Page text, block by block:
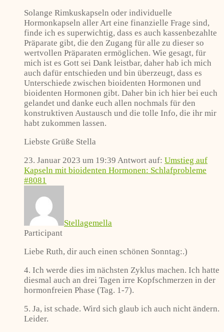
Solange Rimkuskapseln oder individuelle
Hormonkapseln aller Art eine finanzielle Frage sind,
finde ich es superwichtig, dass es auch kassenbezahlte
Präparate gibt, die den Zugang für alle zu dieser so
wertvollen Präparaten ermöglichen. Wie gesagt, für
mich ist es Gott sei Dank leistbar, daher hab ich mich
auch dafür entschieden und bin überzeugt, dass es
Unterschiede zwischen bioidenten Hormonen und
bioidenten Hormonen gibt. Daher bin ich hier bei euch
gelandet und danke euch allen nochmals für den
konstruktiven Austausch und die tolle Info, die ihr mir
habt zukommen lassen.
Liebste Grüße Stella
23. Januar 2023 um 19:39 Antwort auf: Umstieg auf
Kapseln mit bioidenten Hormonen: Schlafprobleme
#8081
Stellagemella
Participant
Liebe Ruth, dir auch einen schönen Sonntag:.)
4. Ich werde dies im nächsten Zyklus machen. Ich hatte
diesmal auch an drei Tagen irre Kopfschmerzen in der
hormonfreien Phase (Tag. 1-7).
5. Ja, ist schade. Wird sich glaub ich auch nicht ändern.
Leider.